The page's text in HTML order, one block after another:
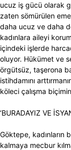
ucuz iş gücü olarak
zaten sömürülen
daha ucuz ve daha
kadınlara aileyi
içindeki işlerde
oluyor. Hükümet ve
örgütsüz, taşerona
istihdamını
köleci çalışma
‘BURADAYIZ VE
Göktepe,
kalmaya mecbur